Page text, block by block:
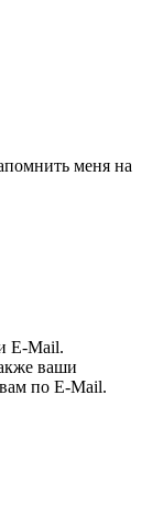
меня на
E-Mail.
ваши
по E-Mail.